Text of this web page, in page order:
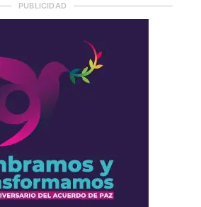
PUBLICIDAD